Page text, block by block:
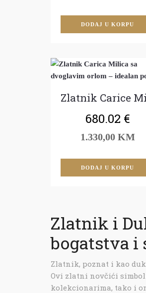
DODAJ U KORPU
680.02 €
1.330,00 KM
DODAJ U KORPU
Zlatnik i
bogatstva i
Zlatnik, poznat i kao
Ovi zlatni novčići
kolekcionarima, tako i